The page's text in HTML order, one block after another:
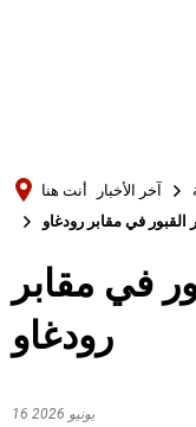
أنت هنا آخر الأخبار
في مقابر رودغاو
في مقابر
رودغاو
16 يونيو 2026